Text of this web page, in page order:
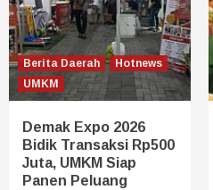
Berita Daerah
Hotnews
UMKM
Demak Expo 2026
Bidik Transaksi Rp500
Juta, UMKM Siap
Panen Peluang